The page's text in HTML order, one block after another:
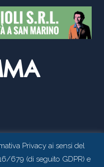
Privacy ai sensi del
679 (di seguito GDPR) e